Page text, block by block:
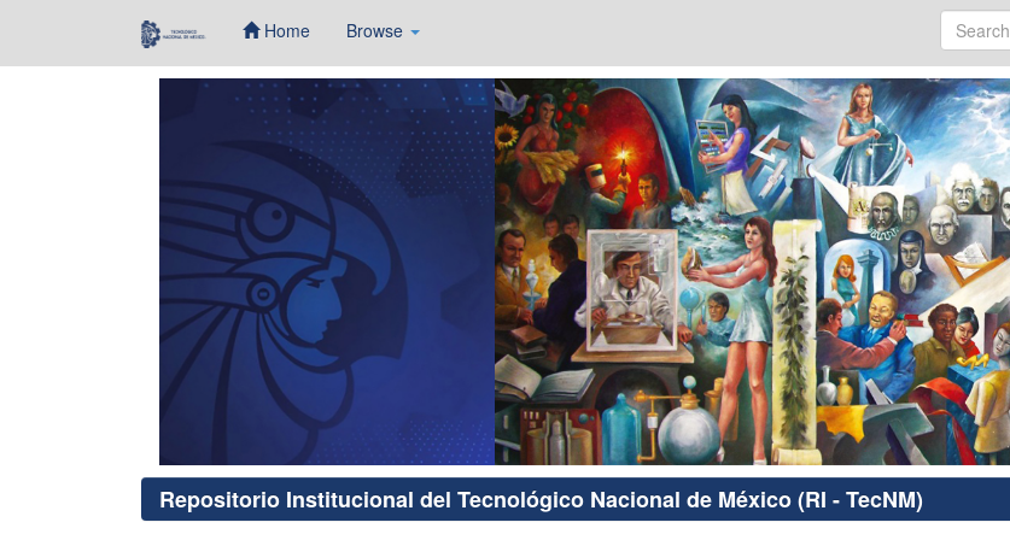
Home Browse
Repositorio Institucional del Tecnológico Nacional de México (RI - TecNM)